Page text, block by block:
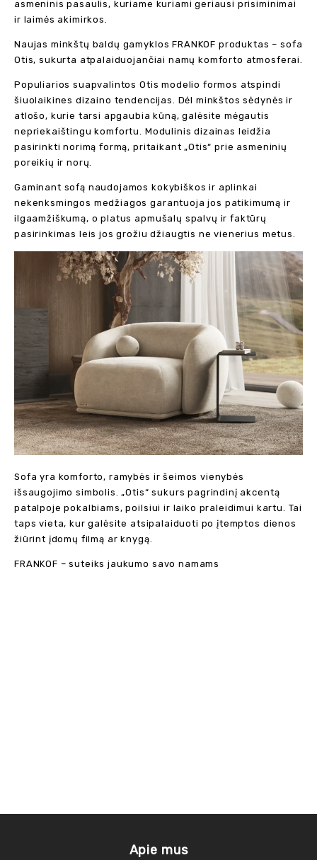
asmeninis pasaulis, kuriame kuriami geriausi prisiminimai
ir laimės akimirkos.
Naujas minkštų baldų gamyklos FRANKOF produktas – sofa
Otis, sukurta atpalaiduojančiai namų komforto atmosferai.
Populiarios suapvalintos Otis modelio formos atspindi
šiuolaikines dizaino tendencijas. Dėl minkštos sėdynės ir
atlošo, kurie tarsi apgaubia kūną, galėsite mėgautis
nepriekaištingu komfortu. Modulinis dizainas leidžia
pasirinkti norimą formą, pritaikant „Otis“ prie asmeninių
poreikių ir norų.
Gaminant sofą naudojamos kokybiškos ir aplinkai
nekenksmingos medžiagos garantuoja jos patikimumą ir
ilgaamžiškumą, o platus apmušalų spalvų ir faktūrų
pasirinkimas leis jos grožiu džiaugtis ne vienerius metus.
Sofa yra komforto, ramybės ir šeimos vienybės
išsaugojimo simbolis. „Otis“ sukurs pagrindinį akcentą
patalpoje pokalbiams, poilsiui ir laiko praleidimui kartu. Tai
taps vieta, kur galėsite atsipalaiduoti po įtemptos dienos
žiūrint įdomų filmą ar knygą.
FRANKOF – suteiks jaukumo savo namams
Apie mus